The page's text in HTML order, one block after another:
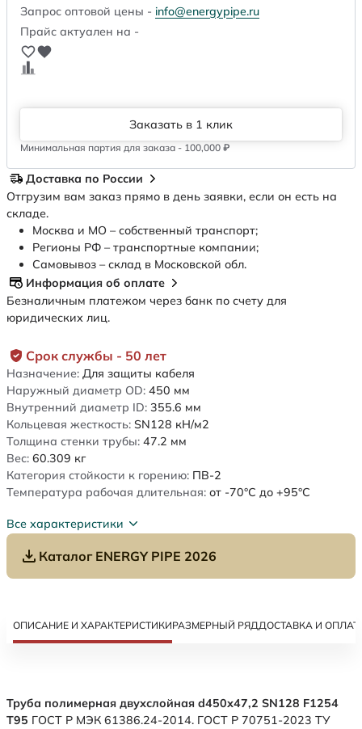
Срок службы - 50 лет
Назначение: Для защиты кабеля
Наружный диаметр OD: 450 мм
Внутренний диаметр ID: 355.6 мм
Кольцевая жесткость: SN128 кН/м2
Толщина стенки трубы: 47.2 мм
Вес: 60.309 кг
Категория стойкости к горению: ПВ-2
Температура рабочая длительная: от -70°C до +95°C
Все характеристики
Каталог ENERGY PIPE 2026
Запрос оптовой цены - info@energypipe.ru
Прайс актуален на -
Заказать в 1 клик
Минимальная партия для заказа - 100,000 ₽
Доставка по России
Отгрузим вам заказ прямо в день заявки, если он есть на
складе.
Москва и МО – собственный транспорт;
Регионы РФ – транспортные компании;
Самовывоз – склад в Московской обл.
Информация об оплате
Безналичным платежом через банк по счету для
юридических лиц.
ОПИСАНИЕ И ХАРАКТЕРИСТИКИРАЗМЕРНЫЙ РЯДДОСТАВКА И
Труба полимерная двухслойная d450х47,2 SN128 F1254
Т95 ГОСТ Р МЭК 61386.24-2014. ГОСТ Р 70751-2023 ТУ